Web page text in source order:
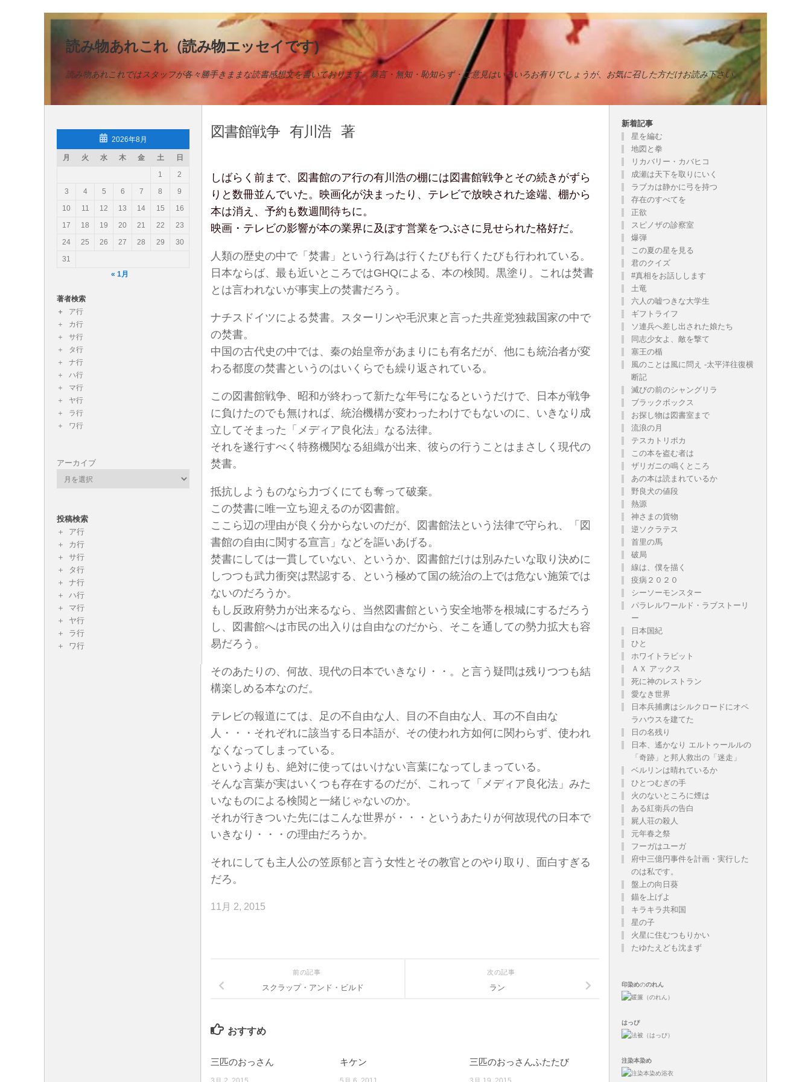
コンテンツへスキップ
読み物あれこれ（読み物エッセイです)
読み物あれこれではスタッフが各々勝手きままな読書感想文を書いております。暴言・無知・恥知らず・ご意見はいろいろお有りでしょうが、お気に召した方だけお読み下さい。
図書館戦争 有川浩 著
しばらく前まで、図書館のア行の有川浩の棚には図書館戦争とその続きがずら
りと数冊並んでいた。映画化が決まったり、テレビで放映された途端、棚から
本は消え、予約も数週間待ちに。
映画・テレビの影響が本の業界に及ぼす営業をつぶさに見せられた格好だ。
人類の歴史の中で「焚書」という行為は行くたびも行くたびも行われている。
日本ならば、最も近いところではGHQによる、本の検閲。黒塗り。これは焚書
とは言われないが事実上の焚書だろう。
ナチスドイツによる焚書。スターリンや毛沢東と言った共産党独裁国家の中で
の焚書。
中国の古代史の中では、秦の始皇帝があまりにも有名だが、他にも統治者が変
わる都度の焚書というのはいくらでも繰り返されている。
この図書館戦争、昭和が終わって新たな年号になるというだけで、日本が戦争
に負けたのでも無ければ、統治機構が変わったわけでもないのに、いきなり成
立してそまった「メディア良化法」なる法律。
それを遂行すべく特務機関なる組織が出来、彼らの行うことはまさしく現代の
焚書。
抵抗しようものなら力づくにても奪って破棄。
この焚書に唯一立ち迎えるのが図書館。
ここら辺の理由が良く分からないのだが、図書館法という法律で守られ、「図
書館の自由に関する宣言」などを謳いあげる。
焚書にしては一貫していない、というか、図書館だけは別みたいな取り決めに
しつつも武力衝突は黙認する、という極めて国の統治の上では危ない施策では
ないのだろうか。
もし反政府勢力が出来るなら、当然図書館という安全地帯を根城にするだろう
し、図書館へは市民の出入りは自由なのだから、そこを通しての勢力拡大も容
易だろう。
そのあたりの、何故、現代の日本でいきなり・・。と言う疑問は残りつつも結
構楽しめる本なのだ。
テレビの報道にては、足の不自由な人、目の不自由な人、耳の不自由な
人・・・それぞれに該当する日本語が、その使われ方如何に関わらず、使われ
なくなってしまっている。
というよりも、絶対に使ってはいけない言葉になってしまっている。
そんな言葉が実はいくつも存在するのだが、これって「メディア良化法」みた
いなものによる検閲と一緒じゃないのか。
それが行きついた先にはこんな世界が・・・というあたりが何故現代の日本で
いきなり・・・の理由だろうか。
それにしても主人公の笠原郁と言う女性とその教官とのやり取り、面白すぎる
だろ。
11月 2, 2015
次の記事
ラン
前の記事
スクラップ・アンド・ビルド
おすすめ
三匹のおっさん キケン 三匹のおっさんふたたび
2026年8月
月 火 水 木 金 土
日
1
2
3
4 5 6 7 8
9
10
11 12 13 14 15
16
17
18 19 20 21 22
23
24
25 26 27 28 29
30
31
« 1月
著者検索
ア行
カ行
サ行
タ行
ナ行
ハ行
マ行
ヤ行
ラ行
ワ行
アーカイブ
投稿検索
ア行
カ行
サ行
タ行
ナ行
ハ行
マ行
ヤ行
ラ行
ワ行
新着記事
星を編む
地図と拳
リカバリー・カバヒコ
成瀬は天下を取りにいく
ラブカは静かに弓を持つ
存在のすべてを
正欲
スピノザの診察室
爆弾
この夏の星を見る
君のクイズ
#真相をお話しします
土竜
六人の嘘つきな大学生
ギフトライフ
ソ連兵へ差し出された娘たち
同志少女よ、敵を撃て
塞王の楯
風のことは風に問え -太平洋往復横
断記
滅びの前のシャングリラ
ブラックボックス
お探し物は図書室まで
流浪の月
テスカトリポカ
この本を盗む者は
ザリガニの鳴くところ
あの本は読まれているか
野良犬の値段
熱源
神さまの貨物
逆ソクラテス
首里の馬
破局
線は、僕を描く
疫病２０２０
シーソーモンスター
パラレルワールド・ラブストーリ
ー
日本国紀
ひと
ホワイトラビット
ＡＸ アックス
死に神のレストラン
愛なき世界
日本兵捕虜はシルクロードにオペ
ラハウスを建てた
日の名残り
日本、遙かなり エルトゥールルの
「奇跡」と邦人救出の「迷走」
ベルリンは晴れているか
ひとつむぎの手
火のないところに煙は
ある紅衛兵の告白
屍人荘の殺人
元年春之祭
フーガはユーガ
府中三億円事件を計画・実行した
のは私です。
盤上の向日葵
錨を上げよ
キラキラ共和国
星の子
火星に住むつもりかい
たゆたえども沈まず
印染めののれん
はっぴ
注染本染め